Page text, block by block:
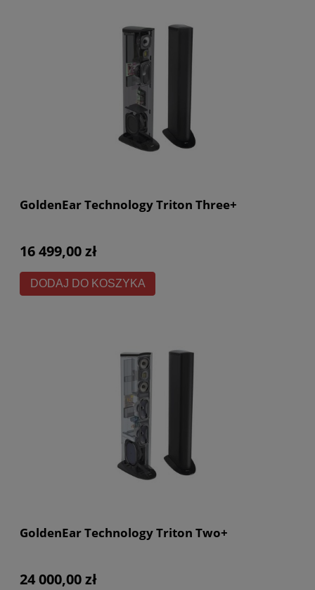
GoldenEar Technology Triton Three+
16 499,00 zł
DODAJ DO KOSZYKA
GoldenEar Technology Triton Two+
24 000,00 zł